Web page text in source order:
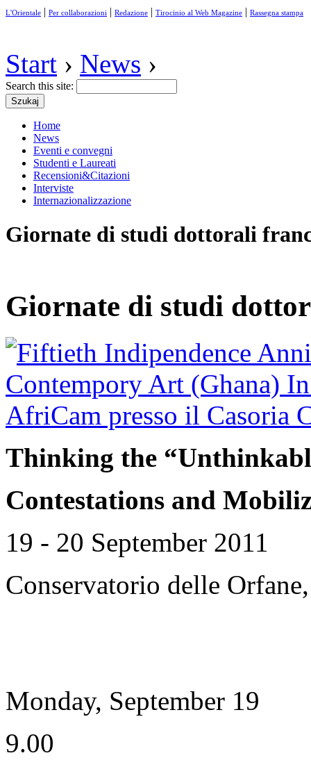
L'Orientale | Per collaborazioni | Redazione | Tirocinio al Web Magazine | Rassegna stampa
Start › News ›
Search this site:
Home
News
Eventi e convegni
Studenti e Laureati
Recensioni&Citazioni
Interviste
Internazionalizzazione
Giornate di studi dottorali
Giornate di studi
Thinking the
Contestations and
19 - 20 September 2011
Conservatorio delle
Monday, September 19
9.00